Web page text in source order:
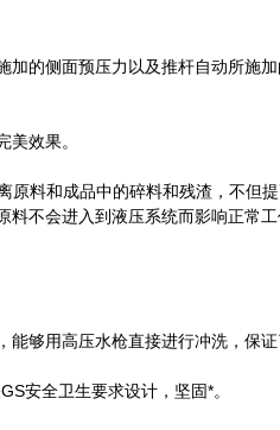
的侧面预压力以及推杆自动所施加
效果。
料和成品中的碎料和残渣，不但提
料不会进入到液压系统而影响正常
够用高压水枪直接进行冲洗，保证
安全卫生要求设计，坚固*。